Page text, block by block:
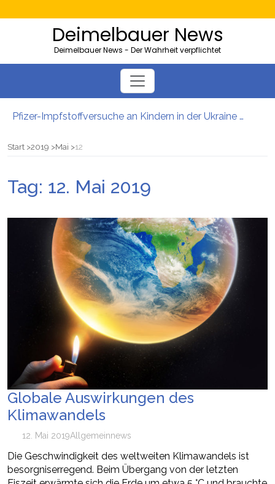
Deimelbauer News
Deimelbauer News - Der Wahrheit verpflichtet
Pfizer-Impfstoffversuche an Kindern in der Ukraine mit hohen Sterblichkeitsraten
Start 2019 Mai 12
Tag: 12. Mai 2019
Globale Auswirkungen des
Klimawandels
12. Mai 2019Allgemeinnews
Die Geschwindigkeit des weltweiten Klimawandels ist
besorgniserregend. Beim Übergang von der letzten